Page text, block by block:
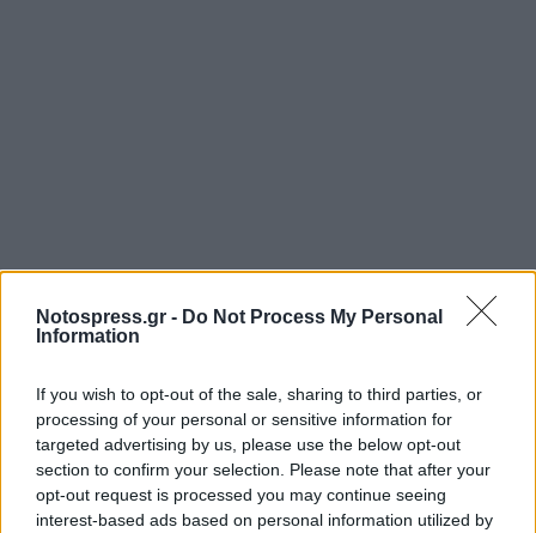
Notospress.gr - Do Not Process My Personal
Information
If you wish to opt-out of the sale, sharing to third parties, or
processing of your personal or sensitive information for
targeted advertising by us, please use the below opt-out
section to confirm your selection. Please note that after your
opt-out request is processed you may continue seeing
interest-based ads based on personal information utilized by